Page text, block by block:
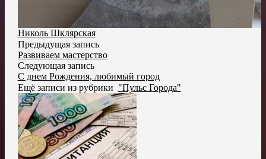
Николь Шклярская
Предыдущая запись
Развиваем мастерство
Следующая запись
С днем Рождения, любимый город
Ещё записи из рубрики "Пульс Города"